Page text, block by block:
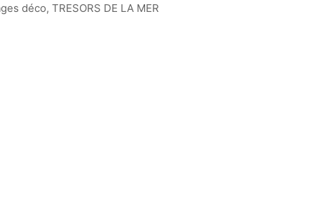
déco,TRESORS DE LA MER